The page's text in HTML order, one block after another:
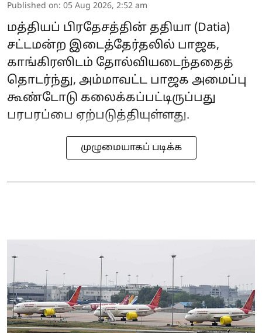
Published on: 05 Aug 2026, 2:52 am
மத்தியப் பிரதேசத்தின் ததியா (Datia)
சட்டமன்ற இடைத்தேர்தலில் பாஜக,
காங்கிரஸிடம் தோல்வியடைந்ததைத்
தொடர்ந்து, அம்மாவட்ட பாஜக அமைப்பு
கூண்டோடு கலைக்கப்பட்டிருப்பது
பரபரப்பை ஏற்படுத்தியுள்ளது.
முழுமையாகப் படிக்க